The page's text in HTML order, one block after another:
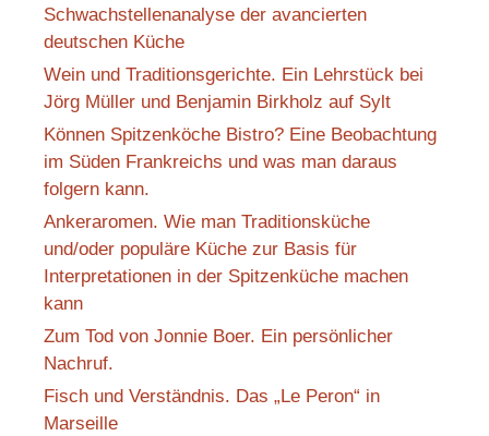
Schwachstellenanalyse der avancierten
deutschen Küche
Wein und Traditionsgerichte. Ein Lehrstück bei
Jörg Müller und Benjamin Birkholz auf Sylt
Können Spitzenköche Bistro? Eine Beobachtung
im Süden Frankreichs und was man daraus
folgern kann.
Ankeraromen. Wie man Traditionsküche
und/oder populäre Küche zur Basis für
Interpretationen in der Spitzenküche machen
kann
Zum Tod von Jonnie Boer. Ein persönlicher
Nachruf.
Fisch und Verständnis. Das „Le Peron“ in
Marseille